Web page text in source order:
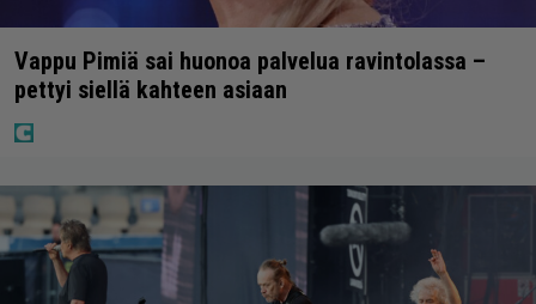
Vappu Pimiä sai huonoa palvelua ravintolassa –
pettyi siellä kahteen asiaan